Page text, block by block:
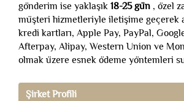
gönderim ise yaklaşık 18-25 gün , özel
müşteri hizmetleriyle iletişime geçerek
kredi kartları, Apple Pay, PayPal,
Afterpay, Alipay, Western Union ve
olmak üzere esnek ödeme yöntemleri
Şirket Profili